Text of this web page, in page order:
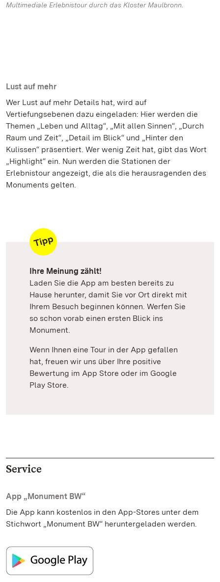
Multimediale Erlebnistour durch das Kloster Maulbronn.
Lust auf mehr
Wer Lust auf mehr Details hat, wird auf
Vertiefungsebenen dazu eingeladen: Hier werden die
Themen „Leben und Alltag“, „Mit allen Sinnen“, „Durch
Raum und Zeit“, „Detail im Blick“ und „Hinter den
Kulissen“ präsentiert. Wer wenig Zeit hat, gibt das Wort
„Highlight“ ein. Nun werden die Stationen der
Erlebnistour angezeigt, die als die herausragenden des
Monuments gelten.
Ihre Meinung zählt!
Laden Sie die App am besten bereits zu
Hause herunter, damit Sie vor Ort direkt mit
Ihrem Besuch beginnen können. Werfen Sie
so schon vorab einen ersten Blick ins
Monument.
Wenn Ihnen eine Tour in der App gefallen
hat, freuen wir uns über Ihre positive
Bewertung im App Store oder im Google
Play Store.
Service
App „Monument BW“
Die App kann kostenlos in den App-Stores unter dem
Stichwort „Monument BW“ heruntergeladen werden.